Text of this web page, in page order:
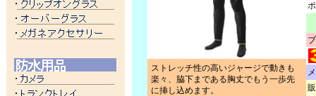
ストレッチ性の高いジャージで動きも
楽々、脇下まである胸丈でもう一歩先
に挿し込めます。